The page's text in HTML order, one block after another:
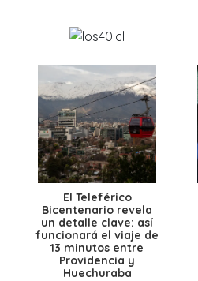
El Teleférico
Bicentenario revela
un detalle clave: así
funcionará el viaje de
13 minutos entre
Providencia y
Huechuraba